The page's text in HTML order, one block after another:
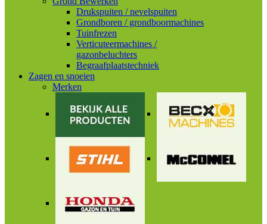
Drukspuiten / nevelspuiten
Grondboren / grondboormachines
Tuinfrezen
Verticuteermachines /
gazonbeluchters
Begraafplaatstechniek
Zagen en snoeien
Merken